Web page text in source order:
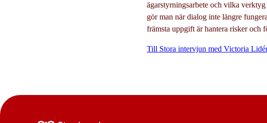
ägarstyrningsarbete och vilka
gör man när dialog inte längre
främsta uppgift är hantera risker och
Till Stora intervjun med Victoria